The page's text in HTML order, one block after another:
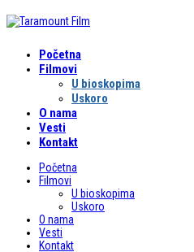
Početna
Filmovi
U bioskopima
Uskoro
O nama
Vesti
Kontakt
Početna
Filmovi
U bioskopima
Uskoro
O nama
Vesti
Kontakt